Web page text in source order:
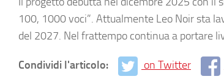
100, 1000 voci”. Attualmente Leo Noir sta
del 2027. Nel frattempo continua a portare
Condividi l'articolo: on Twitter